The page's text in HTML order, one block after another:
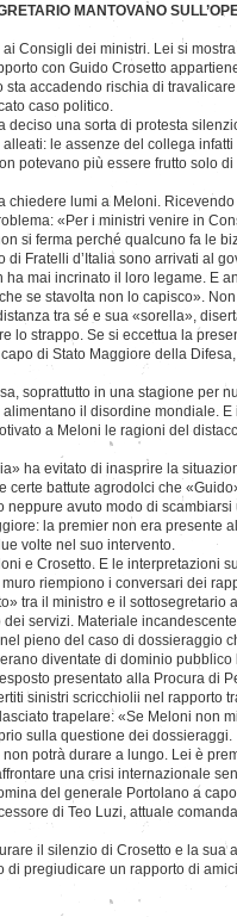
MANTOVANO
Consigli dei ministri. Lei si
con Guido Crosetto
accadendo rischia di travalicare
caso politico.
deciso una sorta di protesta
le assenze del collega infatti
potevano più essere frutto solo di
chiedere lumi a Meloni.
«Per i ministri venire in
si ferma perché qualcuno fa le
di Fratelli d’Italia sono arrivati al
ha mai incrinato il loro legame. E
se stavolta non lo capisco».
tra sé e sua «sorella»,
lo strappo. Se si eccettua la
di Stato Maggiore della
soprattutto in una stagione per
il disordine mondiale.
a Meloni le ragioni del
ha evitato di inasprire la
certe battute agrodolci che
neppure avuto modo di
la premier non era presente
volte nel suo intervento.
e Crosetto. E le interpretazioni
riempiono i conversari dei
tra il ministro e il sottosegretario
dei servizi. Materiale
pieno del caso di dossieraggio
diventate di dominio pubblico
presentato alla Procura di
sinistri scricchiolii nel rapporto
trapelare: «Se Meloni non
sulla questione dei dossieraggi.
potrà durare a lungo. Lei è
una crisi internazionale
del generale Portolano a
di Teo Luzi, attuale
il silenzio di Crosetto e la sua
di pregiudicare un rapporto di